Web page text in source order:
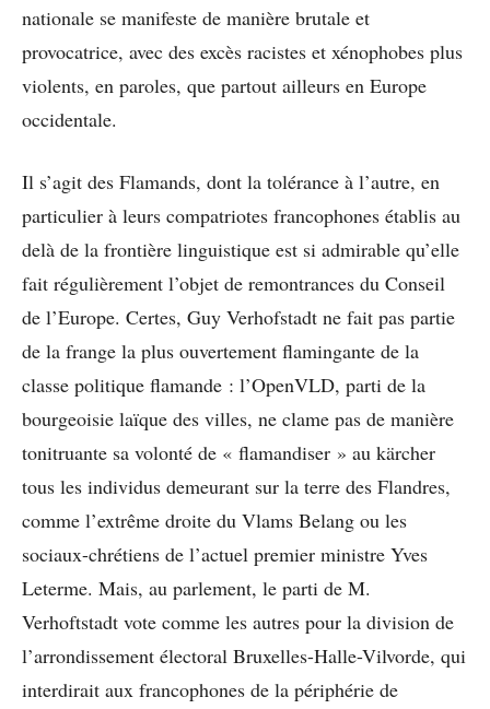
nationale se manifeste de manière brutale et
provocatrice, avec des excès racistes et xénophobes plus
violents, en paroles, que partout ailleurs en Europe
occidentale.
Il s’agit des Flamands, dont la tolérance à l’autre, en
particulier à leurs compatriotes francophones établis au
delà de la frontière linguistique est si admirable qu’elle
fait régulièrement l’objet de remontrances du Conseil
de l’Europe. Certes, Guy Verhofstadt ne fait pas partie
de la frange la plus ouvertement flamingante de la
classe politique flamande : l’OpenVLD, parti de la
bourgeoisie laïque des villes, ne clame pas de manière
tonitruante sa volonté de « flamandiser » au kärcher
tous les individus demeurant sur la terre des Flandres,
comme l’extrême droite du Vlams Belang ou les
sociaux-chrétiens de l’actuel premier ministre Yves
Leterme. Mais, au parlement, le parti de M.
Verhoftstadt vote comme les autres pour la division de
l’arrondissement électoral Bruxelles-Halle-Vilvorde, qui
interdirait aux francophones de la périphérie de